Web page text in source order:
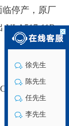
停产，原厂
VLA517-11R
板上的电容
徐先生
陈先生
任先生
李先生